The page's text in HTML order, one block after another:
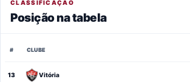
CLASSIFICAÇÃO
Posição na tabela
# CLUBE
13 Vitória